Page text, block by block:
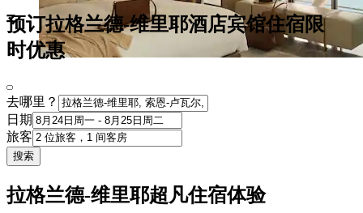
预订拉格兰德-维里耶酒店宾馆住宿限
时优惠
去哪里？
日期
旅客
搜索
拉格兰德-维里耶超凡住宿体验